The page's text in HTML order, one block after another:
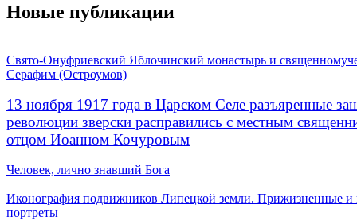
Новые публикации
Свято-Онуфриевский Яблочинский монастырь и
Серафим (Остроумов)
13 ноября 1917 года в Царском Селе разъяренные
революции зверски расправились с местным
отцом Иоанном Кочуровым
Человек, лично знавший Бога
Иконография подвижников Липецкой земли. Прижизненные и
портреты